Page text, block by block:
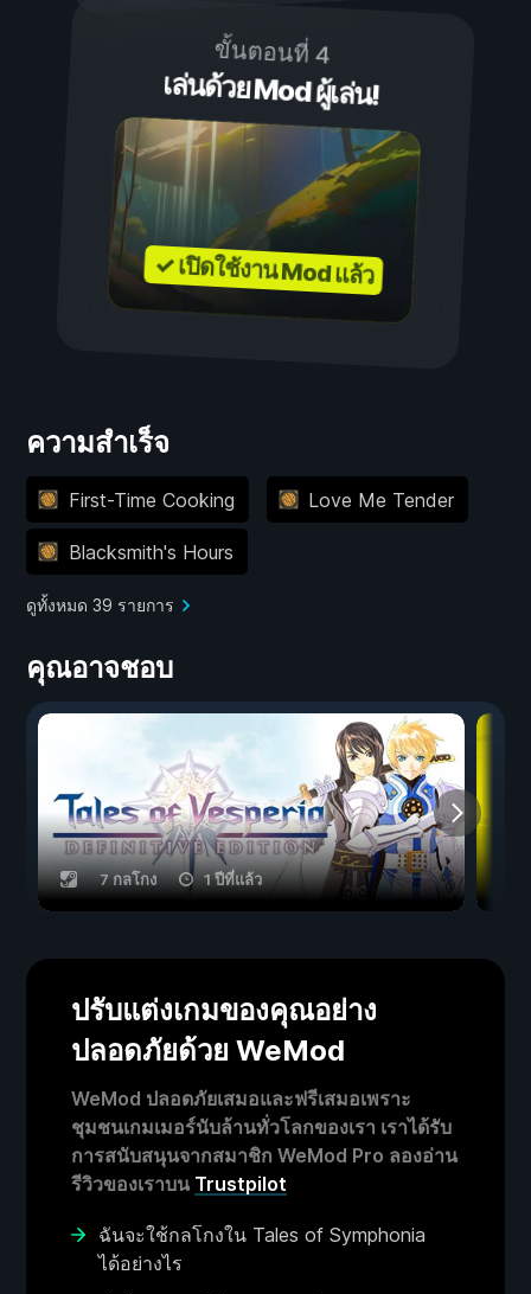
ขั้นตอนที่ 4
เล่นด้วย Mod ผู้เล่น!
✓ เปิดใช้งาน Mod แล้ว
ความสำเร็จ
First-Time Cooking Love Me Tender
Blacksmith's Hours
ดูทั้งหมด 39 รายการ
คุณอาจชอบ
7 กลโกง 1 ปีที่แล้ว
ปรับแต่งเกมของคุณอย่าง
ปลอดภัยด้วย WeMod
WeMod ปลอดภัยเสมอและฟรีเสมอเพราะ
ชุมชนเกมเมอร์นับล้านทั่วโลกของเรา เราได้รับ
การสนับสนุนจากสมาชิก WeMod Pro ลองอ่าน
รีวิวของเราบน Trustpilot
ฉันจะใช้กลโกงใน Tales of Symphonia
ได้อย่างไร